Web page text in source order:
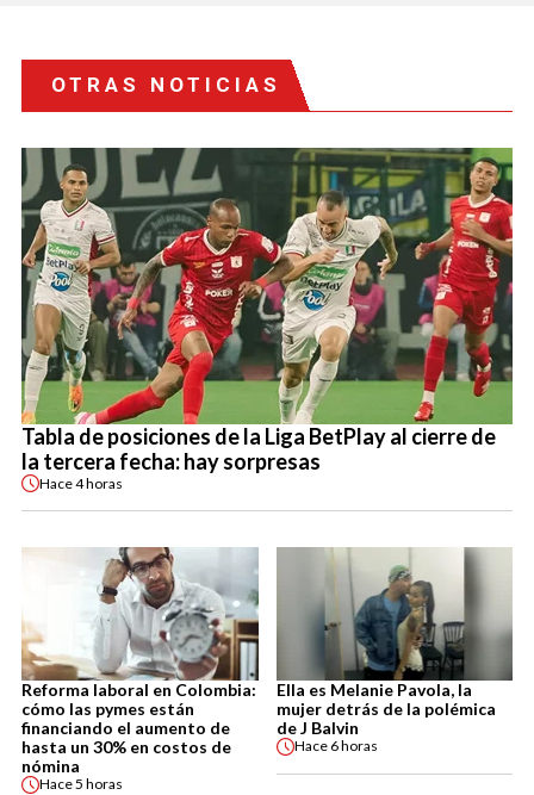
OTRAS NOTICIAS
Tabla de posiciones de la Liga BetPlay al cierre de
la tercera fecha: hay sorpresas
Hace4 horas
Reforma laboral en Colombia:
cómo las pymes están
financiando el aumento de
hasta un 30% en costos de
nómina
Hace5 horas
Ella es Melanie Pavola, la
mujer detrás de la polémica
de J Balvin
Hace 6 horas